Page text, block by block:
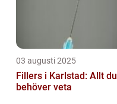
03 augusti 2025
Fillers i Karlstad: Allt du
behöver veta